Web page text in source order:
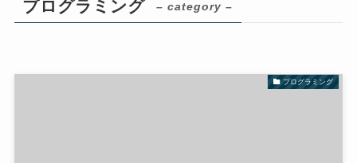
プログラミング – category –
プログラミング